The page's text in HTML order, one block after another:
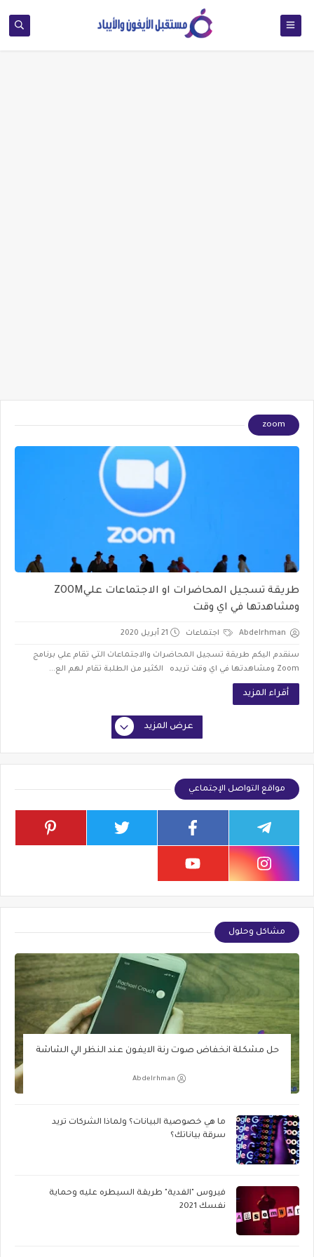
zoom
طريقة تسجيل المحاضرات او الاجتماعات عليZOOM
ومشاهدتها في اي وقت
Abdelrhman اجتماعات 21 أبريل 2020
سنقدم اليكم طريقة تسجيل المحاضرات والاجتماعات التي تقام علي برنامج
Zoom ومشاهدتها في اي وقت تريده الكثير من الطلبة تقام لهم الع...
أقراء المزيد
عرض المزيد
مواقع التواصل الإجتماعي
مشاكل وحلول
حل مشكلة انخفاض صوت رنة الايفون عند النظر الي الشاشة
Abdelrhman
ما هي خصوصية البيانات؟ ولماذا الشركات تريد
سرقة بياناتك؟
فيروس "الفدية" طريقة السيطره عليه وحماية
نفسك 2021